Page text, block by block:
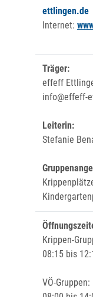
ettlingen.de
Internet:
Träger:
effeff
info@effeff-
Leiterin:
Stefanie
Krippen-
08:15 bis
VÖ-Gruppen: